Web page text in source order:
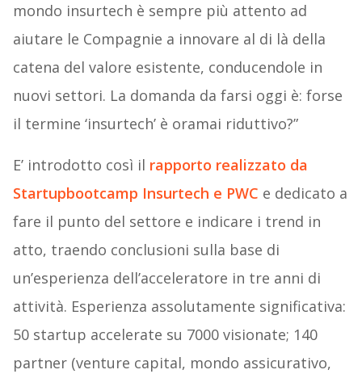
mondo insurtech è sempre più attento ad
aiutare le Compagnie a innovare al di là della
catena del valore esistente, conducendole in
nuovi settori. La domanda da farsi oggi è: forse
il termine ‘insurtech’ è oramai riduttivo?”
E’ introdotto così il rapporto realizzato da
Startupbootcamp Insurtech e PWC e dedicato a
fare il punto del settore e indicare i trend in
atto, traendo conclusioni sulla base di
un’esperienza dell’acceleratore in tre anni di
attività. Esperienza assolutamente significativa:
50 startup accelerate su 7000 visionate; 140
partner (venture capital, mondo assicurativo,